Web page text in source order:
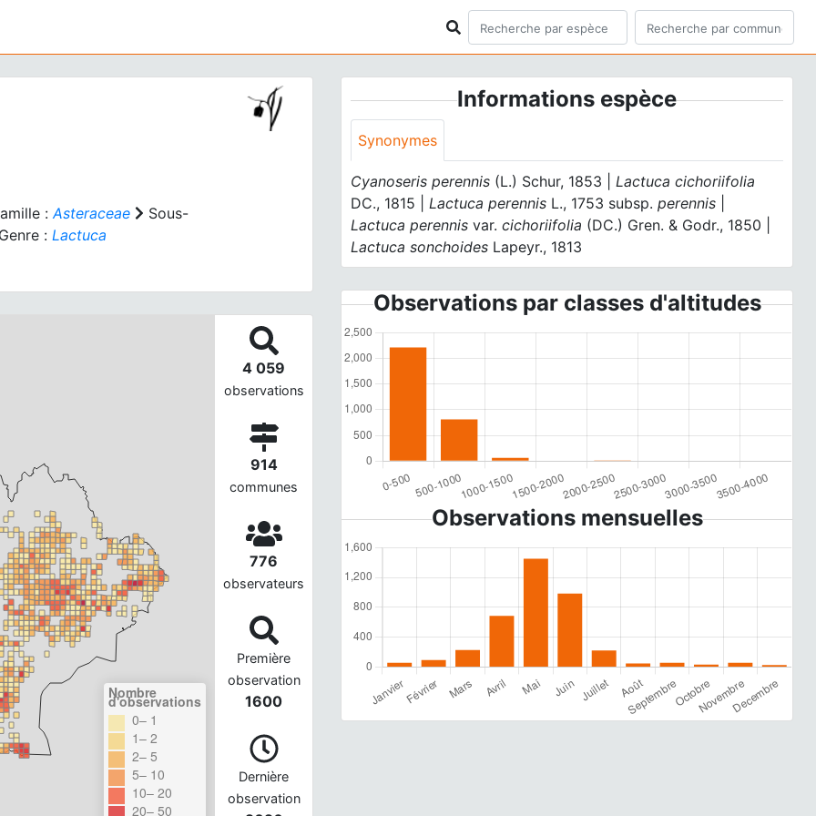
:Asteraceae
Sous-
: Lactuca
Nombre
d'observations
0– 1
1– 2
2– 5
5– 10
10– 20
20– 50
4 059
observations
914
communes
776
observateurs
Première
observation
1600
Dernière
observation
Informations espèce
Synonymes
Cyanoseris perennis (L.) Schur, 1853 |Lactuca cichoriifolia
DC., 1815 |Lactuca perennis L., 1753 subsp. perennis
Lactuca perennisvar. cichoriifolia (DC.) Gren. & Godr., 1850 |
Lactuca sonchoides Lapeyr., 1813
Observations par classes d'altitudes
Observations mensuelles